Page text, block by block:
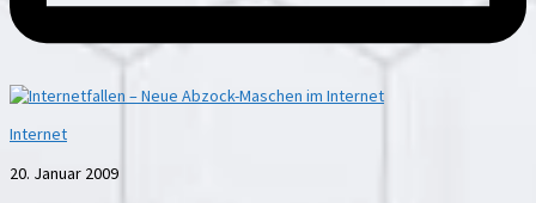
Internet
20. Januar 2009